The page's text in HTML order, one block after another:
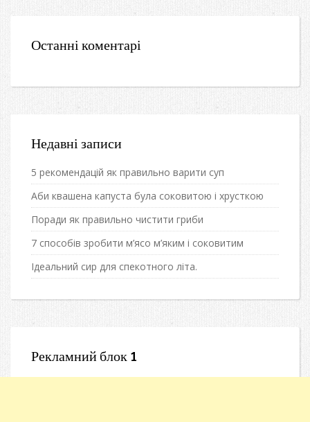
Останні коментарі
Недавні записи
5 рекомендацій як правильно варити суп
Аби квашена капуста була соковитою і хрусткою
Поради як правильно чистити гриби
7 способів зробити м’ясо м’яким і соковитим
Ідеальний сир для спекотного літа.
Рекламний блок 1